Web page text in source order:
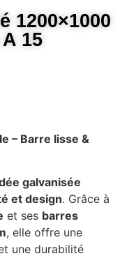
1200×1000
15
– Barre lisse &
galvanisée
et design. Grâce à
et ses barres
, elle offre une
une durabilité